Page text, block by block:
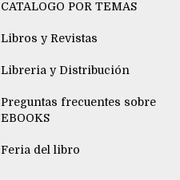
CATALOGO POR TEMAS
Libros y Revistas
Libreria y Distribución
Preguntas frecuentes sobre
EBOOKS
Feria del libro